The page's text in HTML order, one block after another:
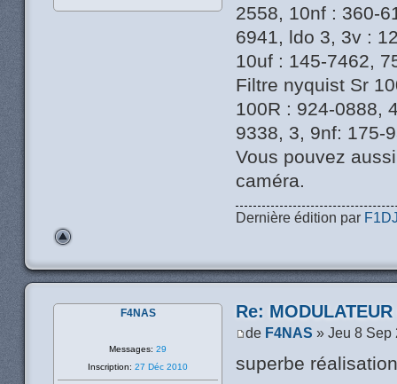
2558, 10nf : 360-
6941, ldo 3, 3v :
10uf : 145-7462,
Filtre nyquist Sr
100R : 924-0888,
9338, 3, 9nf: 175-
Vous pouvez
caméra.
Dernière édition par
Re:
de F4NAS » Jeu 8 Sep
superbe
F4NAS
Messages: 29
Inscription: 27 Déc 2010